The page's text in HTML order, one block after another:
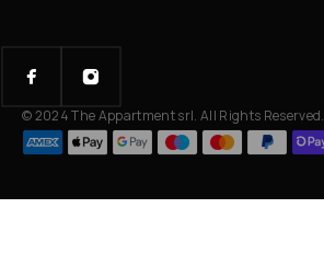
© 2024 The Appartment srl. All Rights Reserved.